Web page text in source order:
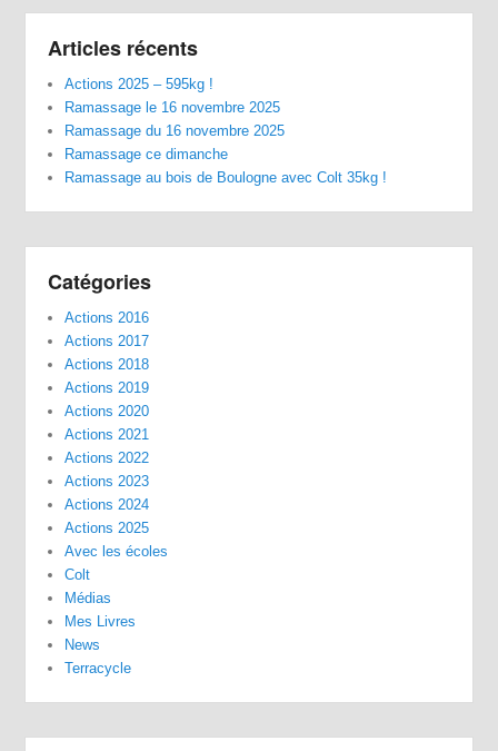
Articles récents
Actions 2025 – 595kg !
Ramassage le 16 novembre 2025
Ramassage du 16 novembre 2025
Ramassage ce dimanche
Ramassage au bois de Boulogne avec Colt 35kg !
Catégories
Actions 2016
Actions 2017
Actions 2018
Actions 2019
Actions 2020
Actions 2021
Actions 2022
Actions 2023
Actions 2024
Actions 2025
Avec les écoles
Colt
Médias
Mes Livres
News
Terracycle